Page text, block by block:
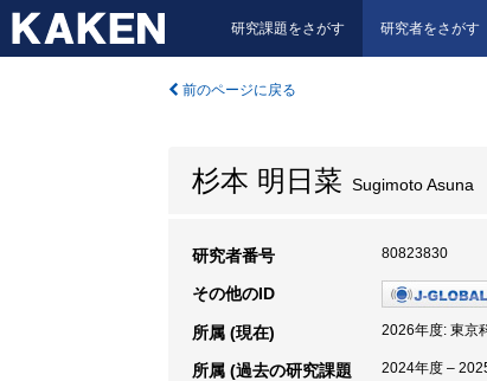
研究課題をさがす 研究者をさがす
前のページに戻る
杉本 明日菜 Sugimoto Asuna
研究者番号 80823830
その他のID
所属 (現在) 2026年度: 東京
所属 (過去の研究課題
2024年度 –